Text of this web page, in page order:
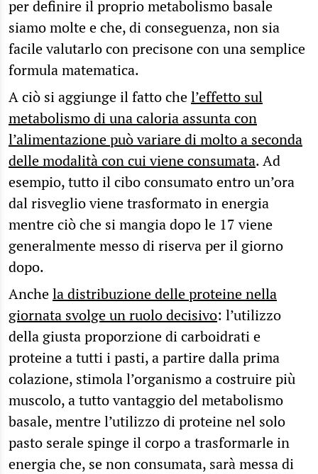
per definire il proprio metabolismo basale
siamo molte e che, di conseguenza, non sia
facile valutarlo con precisone con una semplice
formula matematica.
A ciò si aggiunge il fatto chel’effetto sul
metabolismo di una caloria assunta con
l’alimentazione può variare di molto a seconda
delle modalità con cui viene consumata. Ad
esempio, tutto il cibo consumato entro un’ora
dal risveglio viene trasformato in energia
mentre ciò che si mangia dopo le 17 viene
generalmente messo di riserva per il giorno
dopo.
Anchela distribuzione delle proteine nella
giornata svolge un ruolo decisivo: l’utilizzo
della giusta proporzione di carboidrati e
proteine a tutti i pasti, a partire dalla prima
colazione, stimola l’organismo a costruire più
muscolo, a tutto vantaggio del metabolismo
basale, mentre l’utilizzo di proteine nel solo
pasto serale spinge il corpo a trasformarle in
energia che, se non consumata, sarà messa di